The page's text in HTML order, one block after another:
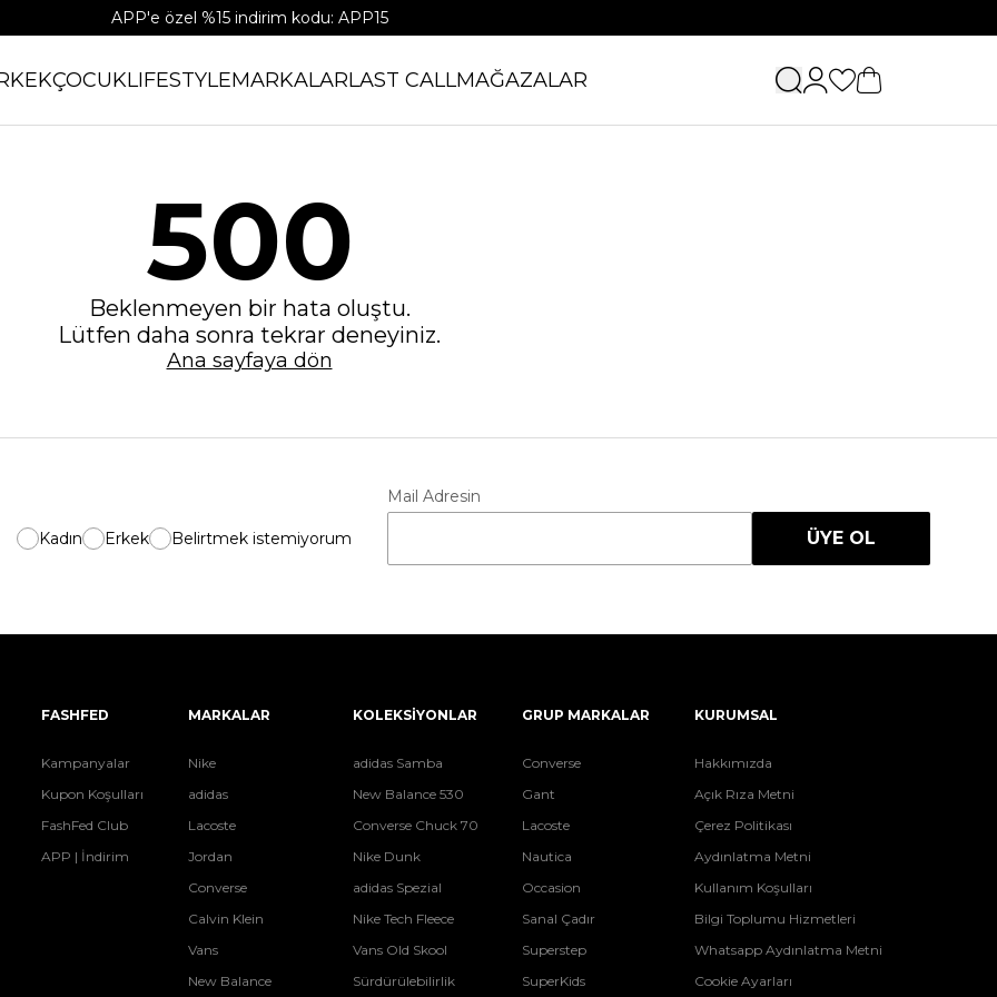
APP'e özel %15 indirim kodu: APP15
ÇOCUKLIFESTYLEMARKALARLAST CALLMAĞAZALAR
500
Beklenmeyen bir hata oluştu.
Lütfen daha sonra tekrar deneyiniz.
Ana sayfaya dön
Kadın Erkek Belirtmek istemiyorum
Mail Adresin
ÜYE OL
FASHFED
Kampanyalar
Kupon Koşulları
FashFed Club
APP | İndirim
MARKALAR
Nike
adidas
Lacoste
Jordan
Converse
Calvin Klein
Vans
New Balance
KOLEKSİYONLAR
adidas Samba
New Balance 530
Converse Chuck 70
Nike Dunk
adidas Spezial
Nike Tech Fleece
Vans Old Skool
Sürdürülebilirlik
GRUP MARKALAR
Converse
Gant
Lacoste
Nautica
Occasion
Sanal Çadır
Superstep
SuperKids
KURUMSAL
Hakkımızda
Açık Rıza Metni
Çerez Politikası
Aydınlatma Metni
Kullanım Koşulları
Bilgi Toplumu Hizmetleri
Whatsapp Aydınlatma Metni
Cookie Ayarları